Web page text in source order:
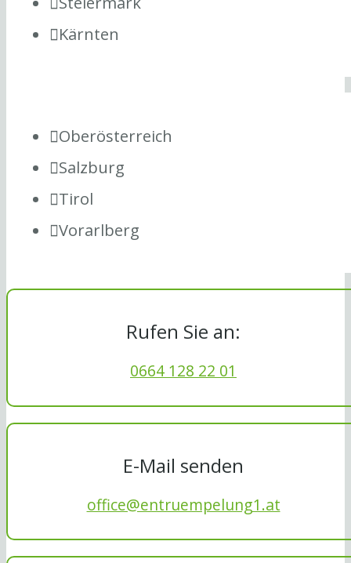
Kärnten
Oberösterreich
Salzburg
Tirol
Vorarlberg
Rufen Sie an:
0664 128 22 01
E-Mail senden
office@entruempelung1.at